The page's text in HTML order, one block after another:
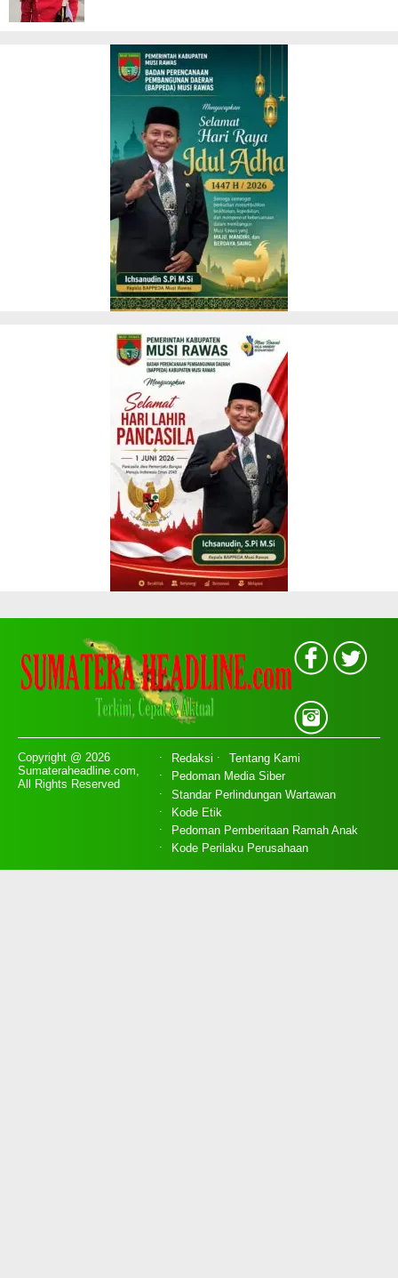
Copyright @ 2026
Sumateraheadline.com,
All Rights Reserved
Redaksi
Tentang Kami
Pedoman Media Siber
Standar Perlindungan Wartawan
Kode Etik
Pedoman Pemberitaan Ramah Anak
Kode Perilaku Perusahaan